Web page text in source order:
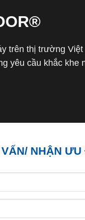
trên thị trường
yêu cầu khắc khe
NHẬN ƯU